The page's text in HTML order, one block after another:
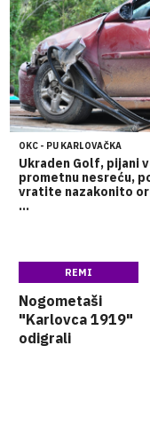
OKC - PU KARLOVAČKA
Ukraden Golf, pijani
prometnu nesreću,
vratite nazakonito
...
REMI
Nogometaši
"Karlovca 1919"
odigrali